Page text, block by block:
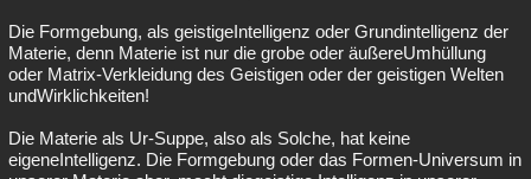
Die Formgebung, als geistigeIntelligenz oder Grundintelligenz der
Materie, denn Materie ist nur die grobe oder äußereUmhüllung
oder Matrix-Verkleidung des Geistigen oder der geistigen Welten
undWirklichkeiten!
Die Materie als Ur-Suppe, also als Solche, hat keine
eigeneIntelligenz. Die Formgebung oder das Formen-Universum in